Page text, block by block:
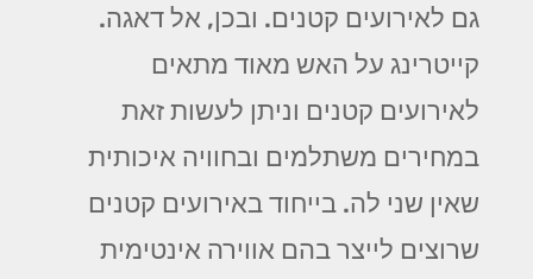
גם לאירועים קטנים. ובכן, אל דאגה.
קייטרינג על האש מאוד מתאים
לאירועים קטנים וניתן לעשות זאת
במחירים משתלמים ובחוויה איכותית
שאין שני לה. בייחוד באירועים קטנים
שרוצים לייצר בהם אווירה אינטימית